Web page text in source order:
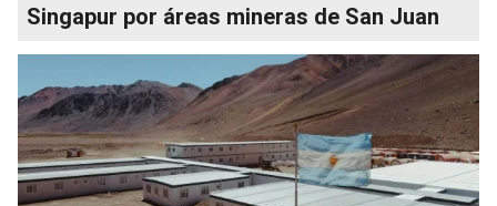
Singapur por áreas mineras de San Juan